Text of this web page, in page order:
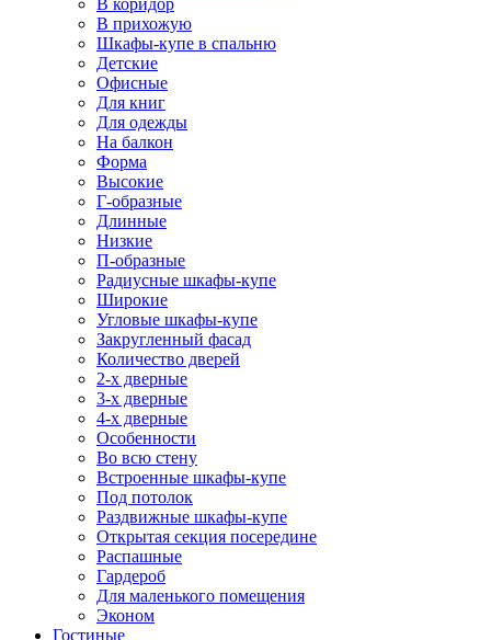
В коридор
В прихожую
Шкафы-купе в спальню
Детские
Офисные
Для книг
Для одежды
На балкон
Форма
Высокие
Г-образные
Длинные
Низкие
П-образные
Радиусные шкафы-купе
Широкие
Угловые шкафы-купе
Закругленный фасад
Количество дверей
2-х дверные
3-х дверные
4-х дверные
Особенности
Во всю стену
Встроенные шкафы-купе
Под потолок
Раздвижные шкафы-купе
Открытая секция посередине
Распашные
Гардероб
Для маленького помещения
Эконом
Гостиные